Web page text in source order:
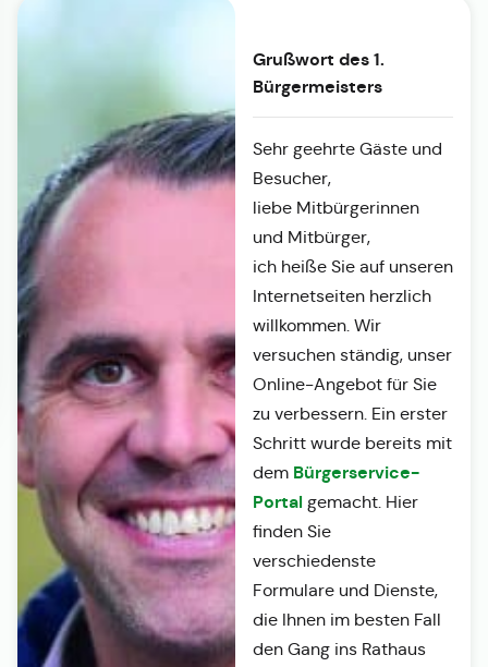
Grußwort des 1.
Bürgermeisters
Sehr geehrte Gäste und
Besucher,
liebe Mitbürgerinnen
und Mitbürger,
ich heiße Sie auf unseren
Internetseiten herzlich
willkommen. Wir
versuchen ständig, unser
Online-Angebot für Sie
zu verbessern. Ein erster
Schritt wurde bereits mit
dem Bürgerservice-
Portalgemacht. Hier
finden Sie
verschiedenste
Formulare und Dienste,
die Ihnen im besten Fall
den Gang ins Rathaus